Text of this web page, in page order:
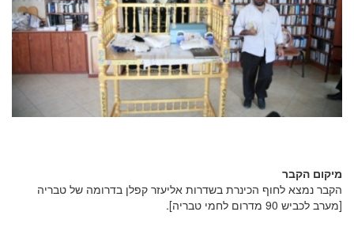
מיקום הקבר
הקבר נמצא לחוף הכינרת בשדרות אליעזר קפלן בדרומה של טבריה
[מערב לכביש 90 מדרום לחמי טבריה].